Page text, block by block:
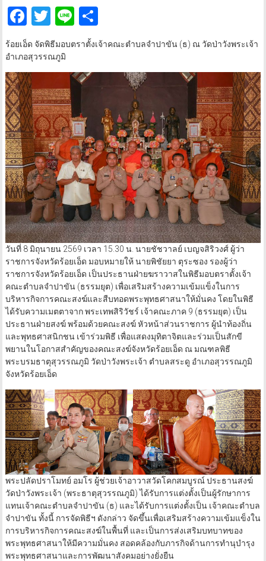
Facebook
Twitter
LineShare
ร้อยเอ็ด จัดพิธีมอบตราตั้งเจ้าคณะตำบลจำปาขัน (ธ) ณ วัดป่าวังพระเจ้า
อำเภอสุวรรณภูมิ
วันที่ 8 มิถุนายน 2569 เวลา 15.30 น. นายชัชวาลย์ เบญจสิริวงศ์ ผู้ว่า
ราชการจังหวัดร้อยเอ็ด มอบหมายให้ นายพิชัยยา ตุระซอง รองผู้ว่า
ราชการจังหวัดร้อยเอ็ด เป็นประธานฝ่ายฆราวาสในพิธีมอบตราตั้งเจ้า
คณะตำบลจำปาขัน (ธรรมยุต) เพื่อเสริมสร้างความเข้มแข็งในการ
บริหารกิจการคณะสงฆ์และสืบทอดพระพุทธศาสนาให้มั่นคง โดยในพิธี
ได้รับความเมตตาจาก พระเทพสิริวัชร์ เจ้าคณะภาค 9 (ธรรมยุต) เป็น
ประธานฝ่ายสงฆ์ พร้อมด้วยคณะสงฆ์ หัวหน้าส่วนราชการ ผู้นำท้องถิ่น
และพุทธศาสนิกชน เข้าร่วมพิธี เพื่อแสดงมุทิตาจิตและร่วมเป็นสักขี
พยานในโอกาสสำคัญของคณะสงฆ์จังหวัดร้อยเอ็ด ณ มณฑลพิธี
พระบรมธาตุสุวรรณภูมิ วัดป่าวังพระเจ้า ตำบลสระดู อำเภอสุวรรณภูมิ
จังหวัดร้อยเอ็ด
พระปลัดปราโมทย์ อมโร ผู้ช่วยเจ้าอาวาสวัดโคกสมบูรณ์ ประธานสงฆ์
วัดป่าวังพระเจ้า (พระธาตุสุวรรณภูมิ) ได้รับการแต่งตั้งเป็นผู้รักษาการ
แทนเจ้าคณะตำบลจำปาขัน (ธ) และได้รับการแต่งตั้งเป็น เจ้าคณะตำบล
จำปาขัน ทั้งนี้ การจัดพิธีฯ ดังกล่าว จัดขึ้นเพื่อเสริมสร้างความเข้มแข็งใน
การบริหารกิจการคณะสงฆ์ในพื้นที่ และเป็นการส่งเสริมบทบาทของ
พระพุทธศาสนาให้มีความมั่นคง สอดคล้องกับภารกิจด้านการทำนุบำรุง
พระพุทธศาสนาและการพัฒนาสังคมอย่างยั่งยืน